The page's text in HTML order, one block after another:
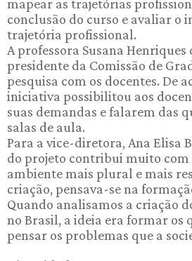
mapear as trajetórias
conclusão do curso e avaliar o
trajetória profissional.
A professora Susana Henriques
presidente da Comissão de
pesquisa com os docentes. De
iniciativa possibilitou aos
suas demandas e falarem das
salas de aula.
Para a vice-diretora, Ana Elisa
do projeto contribui muito com
ambiente mais plural e mais
criação, pensava-se na
Quando analisamos a criação
no Brasil, a ideia era formar os
pensar os problemas que a